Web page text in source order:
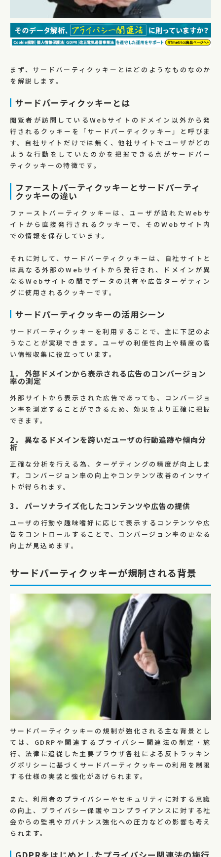
まず、サードパーティクッキーとはどのようなものなのか
を解説します。
サードパーティクッキーとは
閲覧者が訪問しているWebサイトのドメイン以外から発
行されるクッキーを「サードパーティクッキー」と呼びま
す。自社サイトだけでは無く、他社サイトでユーザがどの
ような行動をしていたのかを把握できる点がサードパー
ティクッキーの特徴です。
ファーストパーティクッキーとサードパーティ
クッキーの違い
ファーストパーティクッキーは、ユーザが訪れたWebサ
イトから直接発行されるクッキーで、そのWebサイト内
での情報を保存しています。
それに対して、サードパーティクッキーは、自社サイトと
は異なる外部のWebサイトから発行され、ドメインが異
なるWebサイトの間でデータの共有や広告ターゲティン
グに使用されるクッキーです。
サードパーティクッキーの活用シーン
サードパーティクッキーを利用することで、主に下記のよ
うなことが実現できます。ユーザの利便性向上や精度の高
い情報収集に役立っています。
1． 外部ドメインから表示される広告のコンバージョン
率の測定
外部サイトから表示された広告であっても、コンバージョ
ン率を測定することができるため、効果をより正確に把握
できます。
2． 異なるドメインを跨いだユーザの行動追跡や傾向分
析
正確な分析を行える為、ターゲティングの精度が向上しま
す。コンバージョン率の向上やコンテンツ改善のインサイ
トが得られます。
3． パーソナライズ化したコンテンツや広告の提供
ユーザの行動や趣味嗜好に応じて表示するコンテンツや広
告をコントロールすることで、コンバージョン率の更なる
向上が見込めます。
サードパーティクッキーが規制される背景
サードパーティクッキーの規制が強化される主な背景とし
ては、GDRPや関連するプライバシー関連法の制定・施
行、法律に追従した主要ブラウザ各社による反トラッキン
グポリシーに基づくサードパーティクッキーの利用を制限
する仕様の実装と強化があげられます。
また、利用者のプライバシーやセキュリティに対する意識
の向上、プライバシー保護やコンプライアンスに対する社
会からの監視やガバナンス強化への圧力などの影響も考え
られます。